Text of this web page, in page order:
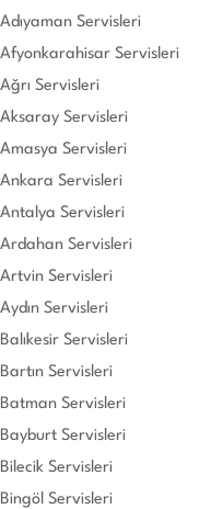
Adıyaman Servisleri
Afyonkarahisar Servisleri
Ağrı Servisleri
Aksaray Servisleri
Amasya Servisleri
Ankara Servisleri
Antalya Servisleri
Ardahan Servisleri
Artvin Servisleri
Aydın Servisleri
Balıkesir Servisleri
Bartın Servisleri
Batman Servisleri
Bayburt Servisleri
Bilecik Servisleri
Bingöl Servisleri